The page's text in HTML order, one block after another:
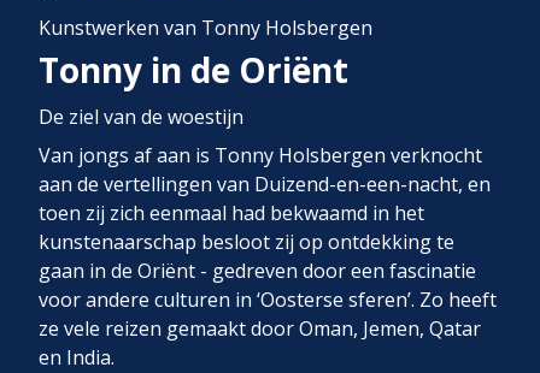
Kunstwerken van Tonny Holsbergen
Tonny in de Oriënt
De ziel van de woestijn
Van jongs af aan is Tonny Holsbergen verknocht
aan de vertellingen van Duizend-en-een-nacht, en
toen zij zich eenmaal had bekwaamd in het
kunstenaarschap besloot zij op ontdekking te
gaan in de Oriënt - gedreven door een fascinatie
voor andere culturen in ‘Oosterse sferen’. Zo heeft
ze vele reizen gemaakt door Oman, Jemen, Qatar
en India.